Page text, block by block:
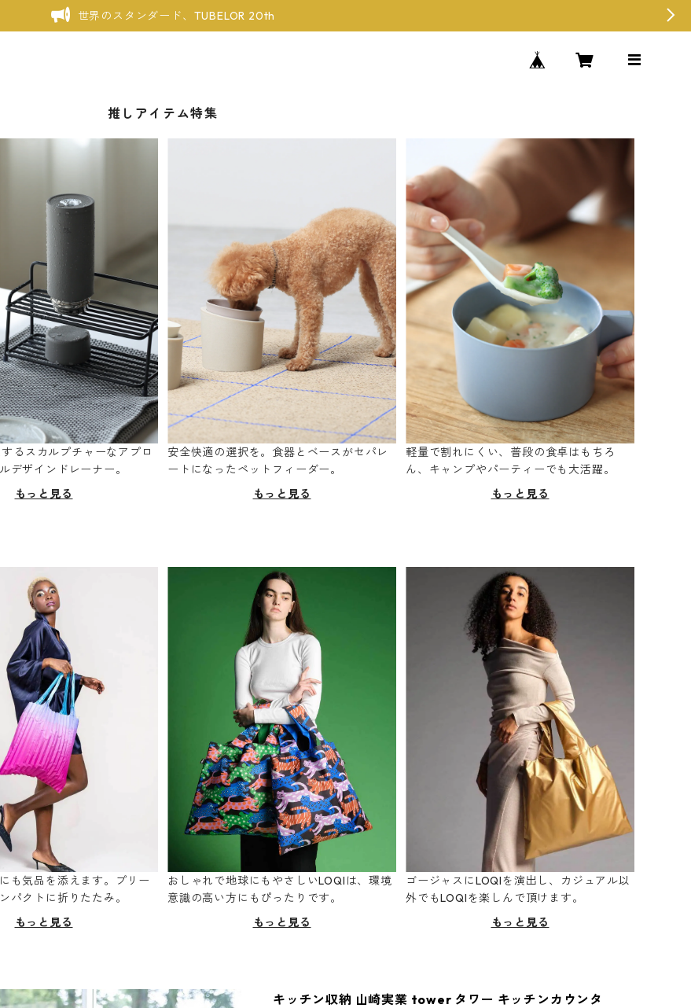
世界のスタンダード、TUBELOR 20th
推しアイテム特集
るスカルプチャーなアプロ
デザインドレーナー。
もっと見る
安全快適の選択を。食器とベースがセパレ
ートになったペットフィーダー。
もっと見る
軽量で割れにくい、普段の食卓はもちろ
ん、キャンプやパーティーでも大活躍。
もっと見る
も気品を添えます。プリー
パクトに折りたたみ。
もっと見る
おしゃれで地球にもやさしいLOQIは、環境
意識の高い方にもぴったりです。
もっと見る
ゴージャスにLOQIを演出し、カジュアル以
外でもLOQIを楽しんで頂けます。
もっと見る
キッチン収納 山崎実業 tower タワー キッチンカウンタ